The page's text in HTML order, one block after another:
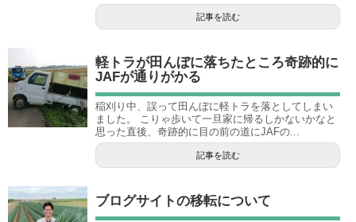
記事を読む
軽トラが田んぼに落ちたところ奇跡的に
JAFが通りがかる
稲刈り中、誤って田んぼに軽トラを落としてしまい
ました。 こりゃ歩いて一旦家に帰るしかないかなと
思った直後、奇跡的に目の前の道にJAFの...
記事を読む
ブログサイトの移転について